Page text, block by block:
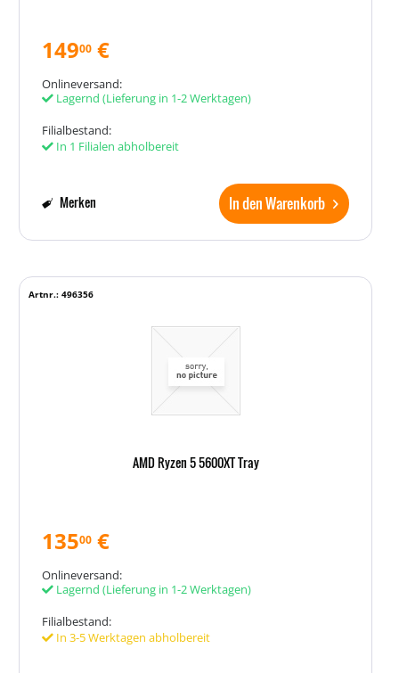
14900 €
Onlineversand:
Lagernd (Lieferung in 1-2 Werktagen)
Filialbestand:
In 1 Filialen abholbereit
In den Warenkorb
Merken
AMD Ryzen 5 5600XT Tray
Artnr.: 496356
13500 €
Onlineversand:
Lagernd (Lieferung in 1-2 Werktagen)
Filialbestand:
In 3-5 Werktagen abholbereit